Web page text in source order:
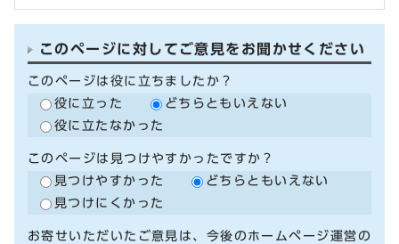
このページに対してご意見をお聞かせください
このページは役に立ちましたか？
役に立った
どちらともいえない
役に立たなかった
このページは見つけやすかったですか？
見つけやすかった
どちらともいえない
見つけにくかった
お寄せいただいたご意見は、今後のホームページ運営の